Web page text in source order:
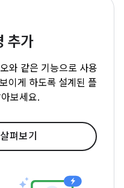
추가
와 같은 기능으로 사용
이게 하도록 설계된 플
보세요.
펴보기